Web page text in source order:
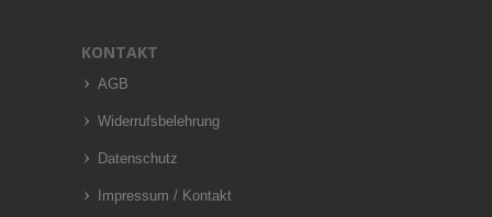
KONTAKT
AGB
Widerrufsbelehrung
Datenschutz
Impressum / Kontakt